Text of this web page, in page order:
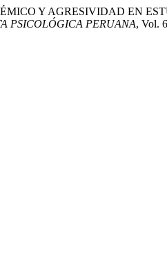
Y AGRESIVIDAD EN
PSICOLÓGICA PERUANA, Vol.